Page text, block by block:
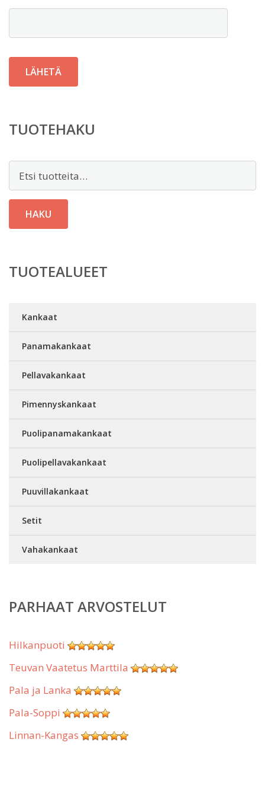
TUOTEHAKU
HAKU
TUOTEALUEET
Kankaat
Panamakankaat
Pellavakankaat
Pimennyskankaat
Puolipanamakankaat
Puolipellavakankaat
Puuvillakankaat
Setit
Vahakankaat
PARHAAT ARVOSTELUT
Hilkanpuoti
Teuvan Vaatetus Marttila
Pala ja Lanka
Pala-Soppi
Linnan-Kangas